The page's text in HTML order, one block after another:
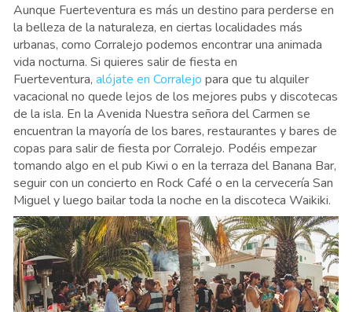
Aunque Fuerteventura es más un destino para perderse en
la belleza de la naturaleza, en ciertas localidades más
urbanas, como Corralejo podemos encontrar una animada
vida nocturna. Si quieres salir de fiesta en
Fuerteventura, alójate en Corralejo para que tu alquiler
vacacional no quede lejos de los mejores pubs y discotecas
de la isla. En la Avenida Nuestra señora del Carmen se
encuentran la mayoría de los bares, restaurantes y bares de
copas para salir de fiesta por Corralejo. Podéis empezar
tomando algo en el pub Kiwi o en la terraza del Banana Bar,
seguir con un concierto en Rock Café o en la cervecería San
Miguel y luego bailar toda la noche en la discoteca Waikiki.